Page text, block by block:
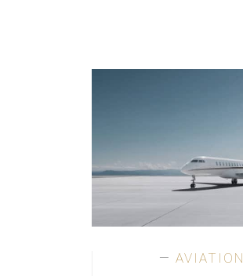
AVIATION